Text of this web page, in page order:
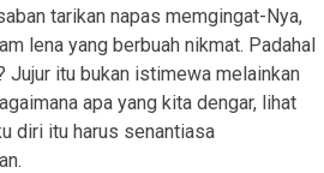
tarikan napas memgingat-Nya,
lena yang berbuah nikmat. Padahal
Jujur itu bukan istimewa melainkan
apa yang kita dengar, lihat
diri itu harus senantiasa